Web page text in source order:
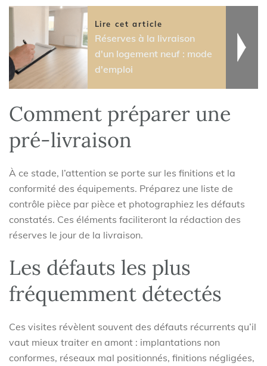
Lire cet article
Réserves à la livraison
d'un logement neuf : mode
d'emploi
Comment préparer une
pré-livraison
À ce stade, l’attention se porte sur les finitions et la
conformité des équipements. Préparez une liste de
contrôle pièce par pièce et photographiez les défauts
constatés. Ces éléments faciliteront la rédaction des
réserves le jour de la livraison.
Les défauts les plus
fréquemment détectés
Ces visites révèlent souvent des défauts récurrents qu’il
vaut mieux traiter en amont : implantations non
conformes, réseaux mal positionnés, finitions négligées,